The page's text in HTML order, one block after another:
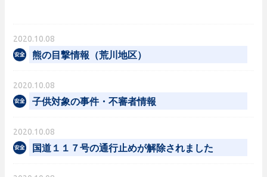
2020.10.08
熊の目撃情報（荒川地区）
2020.10.08
子供対象の事件・不審者情報
2020.10.08
国道１１７号の通行止めが解除されました